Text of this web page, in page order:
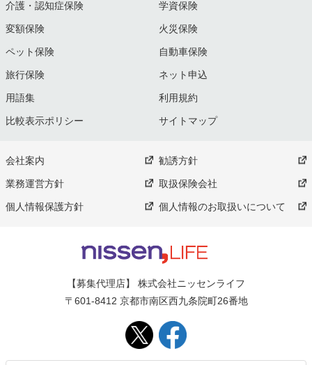
介護・認知症保険 学資保険
変額保険 火災保険
ペット保険 自動車保険
旅行保険 ネット申込
用語集 利用規約
比較表示ポリシー サイトマップ
会社案内 勧誘方針
業務運営方針 取扱保険会社
個人情報保護方針 個人情報のお取扱いについて
【募集代理店】 株式会社ニッセンライフ
〒601-8412 京都市南区西九条院町26番地